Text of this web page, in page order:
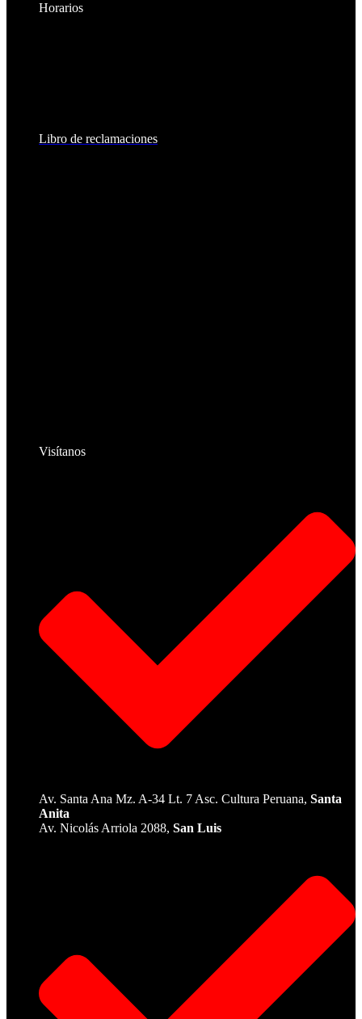
Horarios
Libro de reclamaciones
Visítanos
Av. Santa Ana Mz. A-34 Lt. 7 Asc. Cultura Peruana, Santa
Anita
Av. Nicolás Arriola 2088, San Luis